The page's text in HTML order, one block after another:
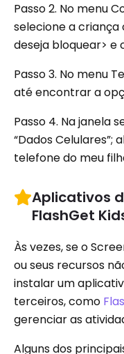
Passo 2. No menu
selecione a criança
deseja bloquear> e
Passo 3. No menu
até encontrar a
Passo 4. Na janela
“Dados Celulares”;
telefone do meu
Aplicativos
FlashGet
Às vezes, se o
ou seus recursos
instalar um
terceiros, como
gerenciar as
Alguns dos